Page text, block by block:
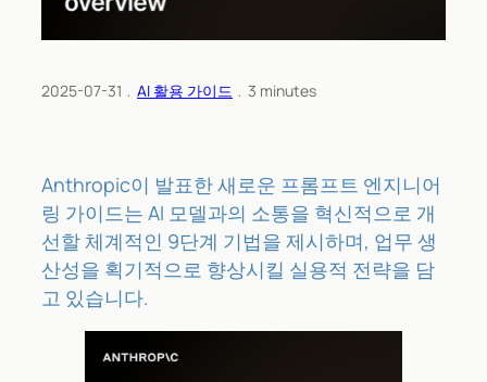
2025-07-31 ﹒ AI 활용 가이드 ﹒ 3 minutes
Anthropic이 발표한 새로운 프롬프트 엔지니어
링 가이드는 AI 모델과의 소통을 혁신적으로 개
선할 체계적인 9단계 기법을 제시하며, 업무 생
산성을 획기적으로 향상시킬 실용적 전략을 담
고 있습니다.